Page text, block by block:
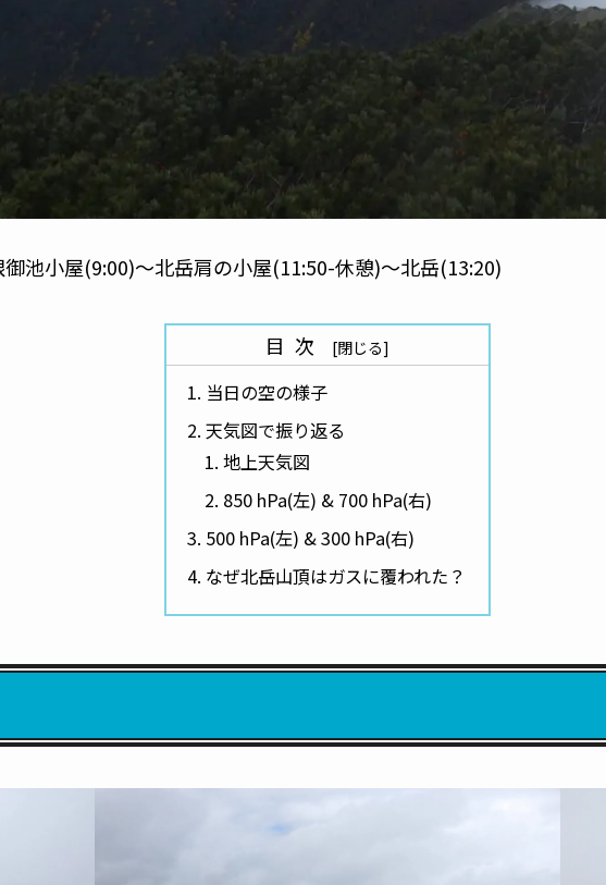
池小屋(9:00)～北岳肩の小屋(11:50-休憩)～北岳(13:20)
目次
当日の空の様子
天気図で振り返る
地上天気図
850 hPa(左) & 700 hPa(右)
500 hPa(左) & 300 hPa(右)
なぜ北岳山頂はガスに覆われた？